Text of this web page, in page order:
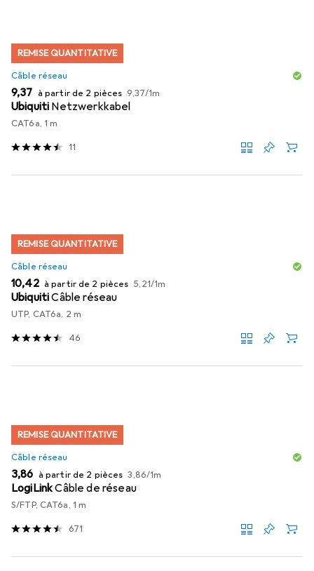
REMISE QUANTITATIVE
Câble réseau
EUR
9,37 à partir de 2 pièces EUR
9,37/1m
Ubiquiti Netzwerkkabel
CAT6a, 1 m
11
REMISE QUANTITATIVE
Câble réseau
EUR
10,42 à partir de 2 pièces EUR
5,21/1m
UbiquitiCâble réseau
UTP, CAT6a, 2 m
46
REMISE QUANTITATIVE
Câble réseau
EUR
3,86 à partir de 2 pièces EUR
3,86/1m
LogiLinkCâble de réseau
S/FTP, CAT6a, 1 m
671